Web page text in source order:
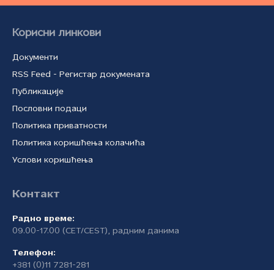
Корисни линкови
Документи
RSS Feed - Регистар докумената
Публикације
Пословни подаци
Политика приватности
Политика коришћења колачића
Услови коришћења
Контакт
Радно време:
09.00-17.00 (CET/CEST), радним данима
Телефон:
+381 (0)11 7281-281